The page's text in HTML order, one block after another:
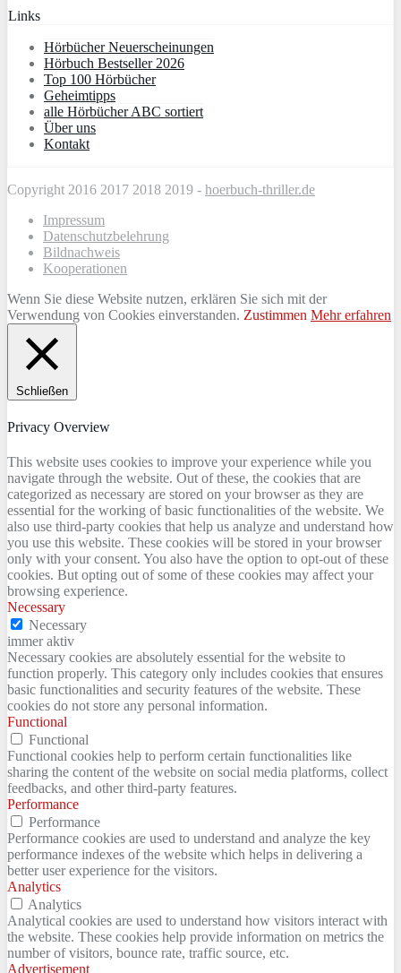
Links
Hörbücher Neuerscheinungen
Hörbuch Bestseller 2026
Top 100 Hörbücher
Geheimtipps
alle Hörbücher ABC sortiert
Über uns
Kontakt
Copyright 2016 2017 2018 2019 - hoerbuch-thriller.de
Impressum
Datenschutzbelehrung
Bildnachweis
Kooperationen
Wenn Sie diese Website nutzen, erklären Sie sich mit der
Verwendung von Cookies einverstanden. Zustimmen Mehr erfahren
Schließen
Privacy Overview
This website uses cookies to improve your experience while you
navigate through the website. Out of these, the cookies that are
categorized as necessary are stored on your browser as they are
essential for the working of basic functionalities of the website. We
also use third-party cookies that help us analyze and understand how
you use this website. These cookies will be stored in your browser
only with your consent. You also have the option to opt-out of these
cookies. But opting out of some of these cookies may affect your
browsing experience.
Necessary
Necessary
immer aktiv
Necessary cookies are absolutely essential for the website to
function properly. This category only includes cookies that ensures
basic functionalities and security features of the website. These
cookies do not store any personal information.
Functional
Functional
Functional cookies help to perform certain functionalities like
sharing the content of the website on social media platforms, collect
feedbacks, and other third-party features.
Performance
Performance
Performance cookies are used to understand and analyze the key
performance indexes of the website which helps in delivering a
better user experience for the visitors.
Analytics
Analytics
Analytical cookies are used to understand how visitors interact with
the website. These cookies help provide information on metrics the
number of visitors, bounce rate, traffic source, etc.
Advertisement